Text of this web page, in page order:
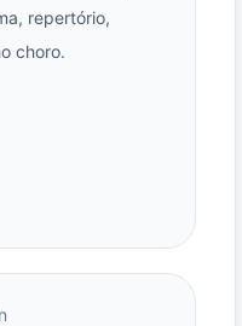
repertório,
choro.